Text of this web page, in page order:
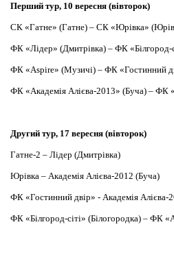
Перший тур, 10 вересня (вівторок)
СК «Гатне» (Гатне) – СК «Юрівка»
ФК «Лідер» (Дмитрівка) – ФК «Білгород-
ФК «Aspire» (Музичі) – ФК «Гостинний
ФК «Академія Алієва-2013» (Буча) – ФК
Другий тур, 17 вересня (вівторок)
Гатне-2 – Лідер (Дмитрівка)
Юрівка – Академія Алієва-2012 (Буча)
ФК «Гостинний двір» - Академія Алієва-
ФК «Білгород-сіті» (Білогородка) – ФК